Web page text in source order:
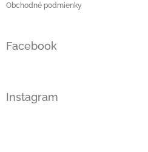
Obchodné podmienky
Facebook
Instagram